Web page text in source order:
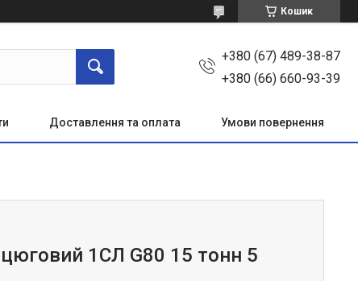
Кошик
+380 (67) 489-38-87
+380 (66) 660-93-39
Доставлення та оплата Умови повернення
1СЛ G80 15 тонн 5